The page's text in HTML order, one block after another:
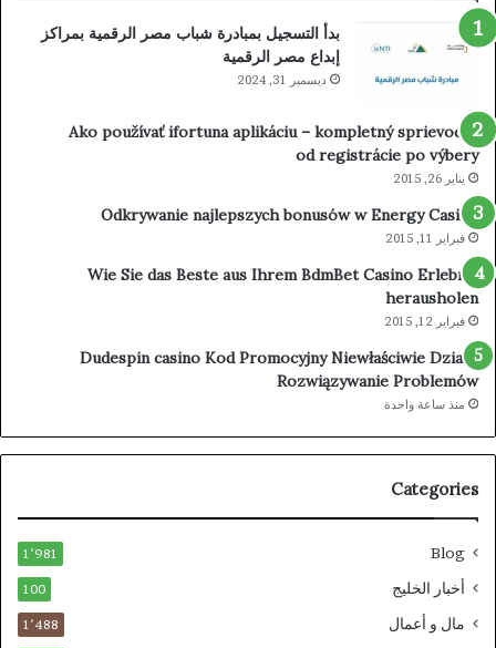
بدأ التسجيل بمبادرة شباب مصر الرقمية بمراكز
إبداع مصر الرقمية
ديسمبر 31, 2024
Ako používať ifortuna aplikáciu – kompletný sprievodca
od registrácie po výbery
يناير 26, 2015
Odkrywanie najlepszych bonusów w Energy Casino
فبراير 11, 2015
Wie Sie das Beste aus Ihrem BdmBet Casino Erlebnis
herausholen
فبراير 12, 2015
Dudespin casino Kod Promocyjny Niewłaściwie Działa:
Rozwiązywanie Problemów
منذ ساعة واحدة
Categories
Blog 1٬981
أخبار الخليج 100
مال و أعمال 1٬488